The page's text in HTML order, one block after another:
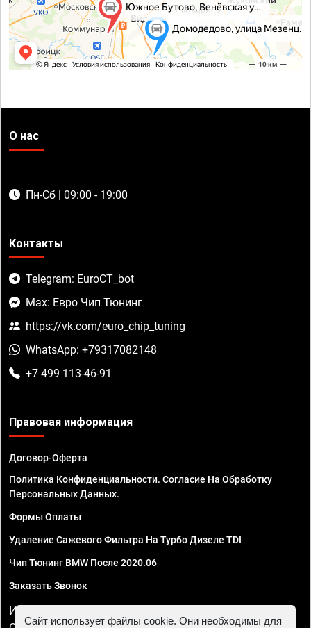
О нас
Пн-Сб | 09:00 - 19:00
Контакты
Telegram: EuroCT_bot
Max: Евро Чип Тюнинг
https://vk.com/euro_chip_tuning
WhatsApp: +79317082148
+7 499 113-46-91
Правовая информация
Договор-Оферта
Политика Конфиденциальности. Согласие На Обработку
Персональных Данных.
Формы Оплаты
Удаление Сажевого Фильтра На Турбо Дизеле TDI
Чип Тюнинг BMW После 2020.06
Заказать Звонок
ИП Смирнов Георгий Павлович. ИНН 781302555843,
Сайт использует файлы cookie. Они необходимы для